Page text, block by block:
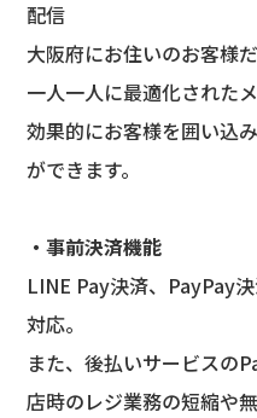
配信
大阪府にお住いのお客様
一人一人に最適化された
効果的にお客様を囲い込
ができます。
・事前決済機能
LINE Pay決済、PayPay
対応。
また、後払いサービスの
店時のレジ業務の短縮や